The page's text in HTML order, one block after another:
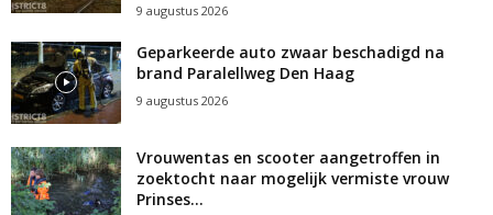
9 augustus 2026
Geparkeerde auto zwaar beschadigd na
brand Paralellweg Den Haag
9 augustus 2026
Vrouwentas en scooter aangetroffen in
zoektocht naar mogelijk vermiste vrouw
Prinses...